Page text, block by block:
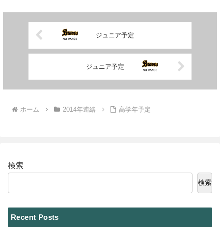
ジュニア予定
ジュニア予定
ホーム 2014年連絡 高学年予定
検索
検索
Recent Posts